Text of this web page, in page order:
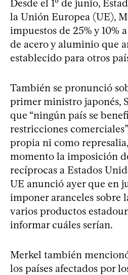
Desde el 1º de junio,
la Unión Europea (UE),
impuestos de 25% y 10%
de acero y aluminio que
establecido para otros
También se pronunció
primer ministro japonés,
que “ningún país se
restricciones
propia ni como
momento la imposición
recíprocas a Estados
UE anunció ayer que en
imponer aranceles sobre
varios productos
informar cuáles serían.
Merkel también
los países afectados por